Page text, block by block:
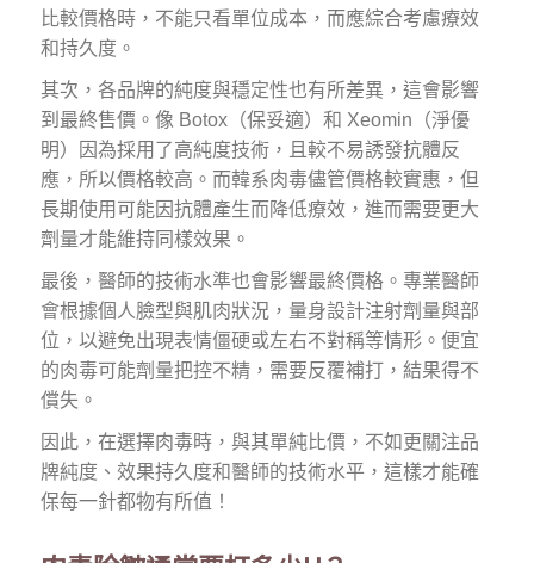
比較價格時，不能只看單位成本，而應綜合考慮療效
和持久度。
其次，各品牌的純度與穩定性也有所差異，這會影響
到最終售價。像 Botox（保妥適）和 Xeomin（淨優
明）因為採用了高純度技術，且較不易誘發抗體反
應，所以價格較高。而韓系肉毒儘管價格較實惠，但
長期使用可能因抗體產生而降低療效，進而需要更大
劑量才能維持同樣效果。
最後，醫師的技術水準也會影響最終價格。專業醫師
會根據個人臉型與肌肉狀況，量身設計注射劑量與部
位，以避免出現表情僵硬或左右不對稱等情形。便宜
的肉毒可能劑量把控不精，需要反覆補打，結果得不
償失。
因此，在選擇肉毒時，與其單純比價，不如更關注品
牌純度、效果持久度和醫師的技術水平，這樣才能確
保每一針都物有所值！